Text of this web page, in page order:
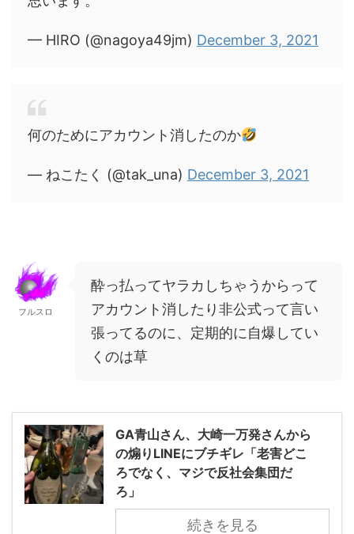
— HIRO (@nagoya49jm) December 3, 2021
何のためにアカウント消したのか
— ねこたく (@tak_una) December 3, 2021
フルスロ
酔っ払ってヤラカしちゃうからって
アカウント消したり非公式って言い
張ってるのに、定期的に自爆してい
くのは草
GA青山さん、大崎一万発さんから
の煽りLINEにブチギレ「老害どこ
ろでなく、マジで反社会集団だ
ろ」
続きを見る